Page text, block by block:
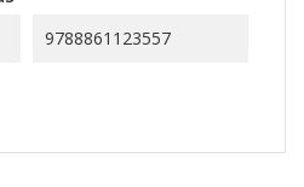
9788861123557